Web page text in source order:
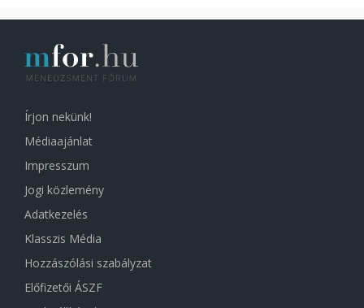
Írjon nekünk!
Médiaajánlat
Impresszum
Jogi közlemény
Adatkezelés
Klasszis Média
Hozzászólási szabályzat
Előfizetői ÁSZF